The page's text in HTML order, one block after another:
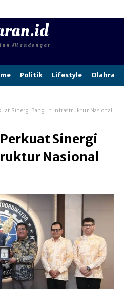
Mendengar
Politik Lifestyle Olahraga
Sinergi Bangun Infrastruktur Nasional
Sinergi
Nasional